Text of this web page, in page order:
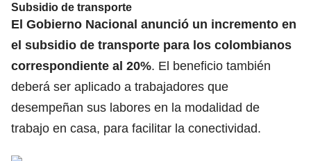
Subsidio de transporte
El Gobierno Nacional anunció un incremento en
el subsidio de transporte para los colombianos
correspondiente al 20%. El beneficio también
deberá ser aplicado a trabajadores que
desempeñan sus labores en la modalidad de
trabajo en casa, para facilitar la conectividad.